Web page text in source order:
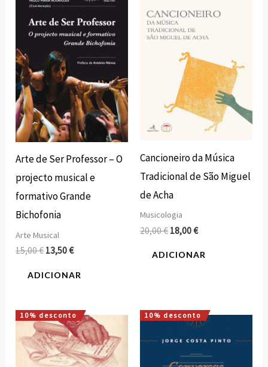
Arte de Ser Professor – O
projecto musical e
formativo Grande
Bichofonia
Arte Musical
15,00€
original
era:
15,00 €.
13,50€
atual
é:
13,50 €.
ADICIONAR
Cancioneiro da Música
Tradicional de São Miguel
de Acha
Musicologia
20,00€
original
era:
20,00 €.
18,00€
atual
é:
ADICIONAR
10% desconto
O
preço
original
era:
O
preço
atual
é:
10% desconto
O
original
era:
O
preço
atual
é: